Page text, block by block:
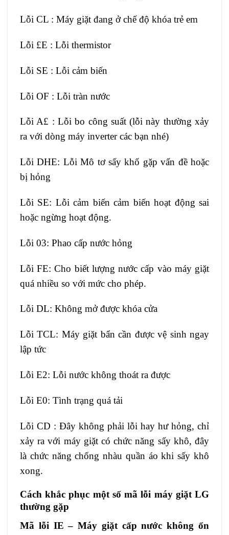
Lỗi CL : Máy giặt đang ở chế độ khóa trẻ em
Lỗi £E : Lỗi thermistor
Lỗi SE : Lỗi cảm biến
Lỗi OF : Lỗi tràn nước
Lỗi A£ : Lỗi bo công suất (lỗi này thường xảy
ra với dòng máy inverter các bạn nhé)
Lỗi DHE: Lỗi Mô tơ sấy khố gặp vấn đề hoặc
bị hỏng
Lỗi SE: Lỗi cảm biến cảm biến hoạt động sai
hoặc ngừng hoạt động.
Lỗi 03: Phao cấp nước hỏng
Lỗi FE: Cho biết lượng nước cấp vào máy giặt
quá nhiều so với mức cho phép.
Lỗi DL: Không mở được khóa cửa
Lỗi TCL: Máy giặt bẩn cần được vệ sinh ngay
lập tức
Lỗi E2: Lỗi nước không thoát ra được
Lỗi E0: Tình trạng quá tải
Lỗi CD : Đây không phải lỗi hay hư hỏng, chỉ
xảy ra với máy giặt có chức năng sấy khô, đây
là chức năng chống nhàu quần áo khi sấy khô
xong.
Cách khắc phục một số mã lỗi máy giặt LG
thường gặp
Mã lỗi IE – Máy giặt cấp nước không ổn